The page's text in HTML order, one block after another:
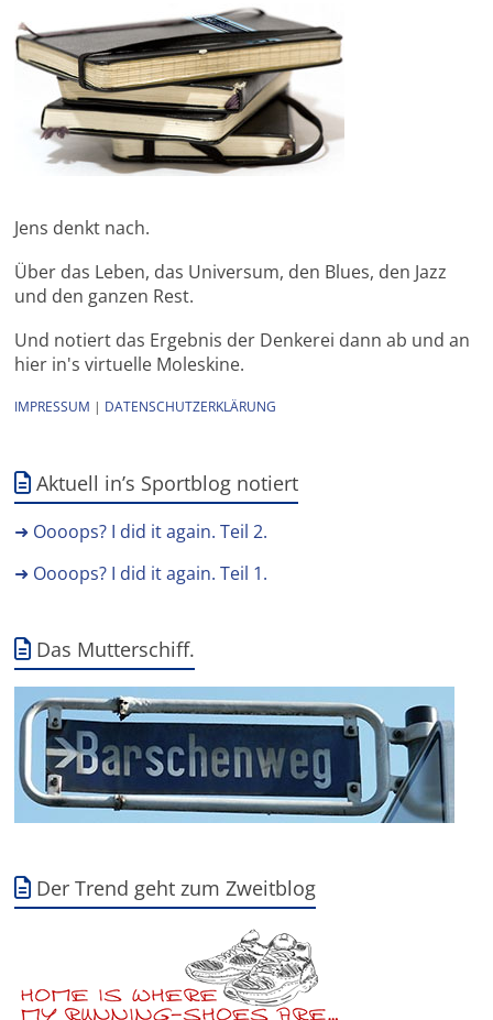
Jens denkt nach.
Über das Leben, das Universum, den Blues, den Jazz
und den ganzen Rest.
Und notiert das Ergebnis der Denkerei dann ab und an
hier in's virtuelle Moleskine.
IMPRESSUM | DATENSCHUTZERKLÄRUNG
Aktuell in’s Sportblog notiert
➜ Oooops? I did it again. Teil 2.
➜ Oooops? I did it again. Teil 1.
Das Mutterschiff.
Der Trend geht zum Zweitblog